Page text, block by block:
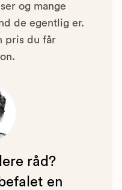
og mange
de egentlig er.
pris du får
råd?
en